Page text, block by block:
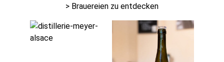
> Brauereien zu entdecken